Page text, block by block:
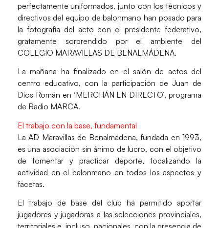
perfectamente uniformados, junto con los técnicos y
directivos del equipo de balonmano han posado para
la fotografía del acto con el presidente federativo,
gratamente sorprendido por el ambiente del
COLEGIO MARAVILLAS DE BENALMÁDENA.
La mañana ha finalizado en el salón de actos del
centro educativo, con la participación de Juan de
Dios Román en ‘MERCHÁN EN DIRECTO’, programa
de Radio MARCA.
El trabajo con la base, fundamental
La AD Maravillas de Benalmádena, fundada en 1993,
es una asociación sin ánimo de lucro, con el objetivo
de fomentar y practicar deporte, focalizando la
actividad en el balonmano en todos los aspectos y
facetas.
El trabajo de base del club ha permitido aportar
jugadores y jugadoras a las selecciones provinciales,